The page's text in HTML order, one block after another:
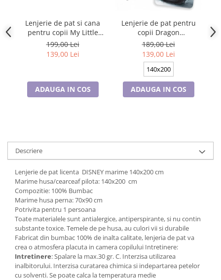
Lenjerie de pat si cana
pentru copii My Little
cm, 70×90 cm, Disney,
100% bumbac
199,00 Lei
139,00 Lei
ADAUGA IN COS
Lenjerie de pat pentru
copii Dragon
osforescenta 140×200 cm,
70×90 cm, Disney, 100%
bumbac
189,00 Lei
139,00 Lei
140x200
ADAUGA IN COS
Descriere
Lenjerie de pat licenta DISNEY marime 140x200 cm
Marime husa/cearceaf pilota: 140x200 cm
Compozitie: 100% Bumbac
Marime husa perna: 70x90 cm
Potrivita pentru 1 persoana
Toate materialele sunt antialergice, antiperspirante, si nu contin
substante toxice. Temele de pe husa, au culori vii si durabile
Fabricat din bumbac 100% de inalta calitate, lenjeria de pat va
crea o atmosfera placuta in camera copilului Intretinere:
Intretinere: Spalare la max.30 gr. C. Interzisa utilizarea
inalbitorului. Interzisa curatarea chimica si indepartarea petelor
cu solventi. Se poate calca la temperatura medie